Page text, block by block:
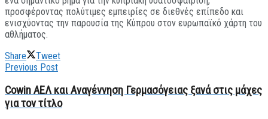
προσφέροντας πολύτιμες εμπειρίες σε διεθνές επίπεδο και
ενισχύοντας την παρουσία της Κύπρου στον ευρωπαϊκό χάρτη του
αθλήματος.
Share
Tweet
Previous Post
Cowin ΑΕΛ και Αναγέννηση Γερμασόγειας ξανά στις μάχες
για τον τίτλο